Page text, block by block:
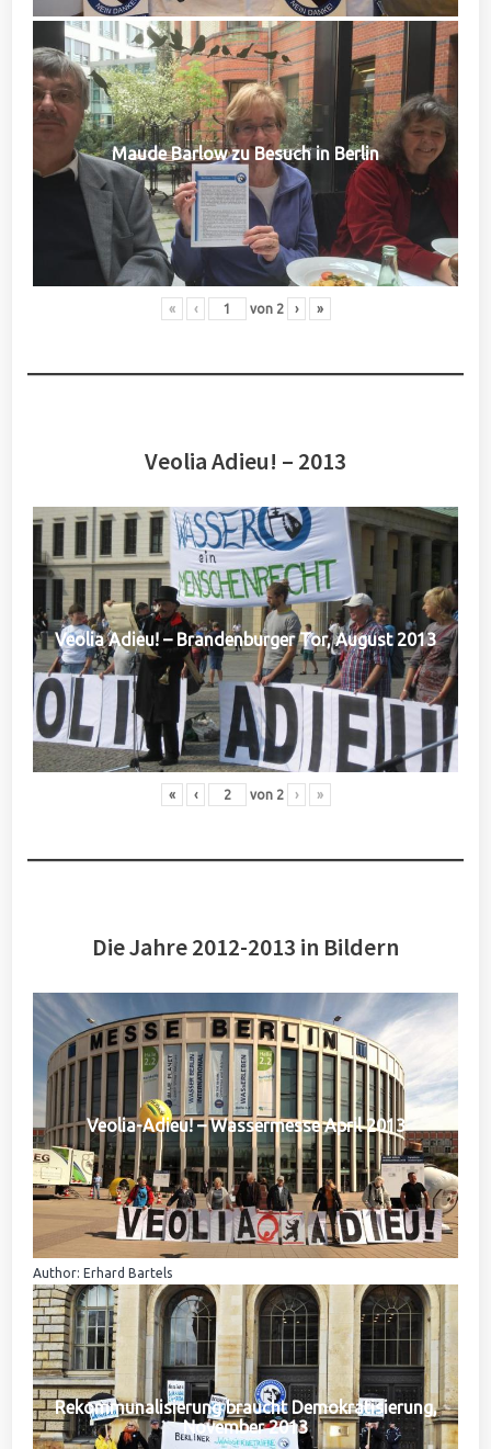
Maude Barlow zu Besuch in Berlin
« ‹ von 2 › »
Veolia Adieu! – 2013
Veolia Adieu! – Brandenburger Tor, August 2013
« ‹ von 2 › »
Die Jahre 2012-2013 in Bildern
Veolia-Adieu! – Wassermesse April 2013
Author: Erhard Bartels
Rekommunalisierung braucht Demokratisierung,
November 2013